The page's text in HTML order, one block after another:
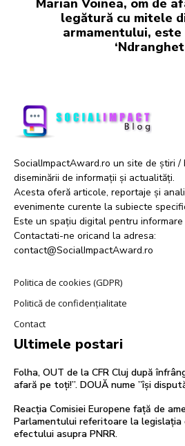
Marian Voinea, om de
legătură cu mitele
armamentului, este
SocialImpactAward.ro un site de știri
diseminării de informații și actualități.
Acesta oferă articole, reportaje și
evenimente curente la subiecte
Este un spațiu digital pentru informare
Contactati-ne oricand la adresa:
contact@SocialImpactAward.ro
Politica de cookies (GDPR)
Politică de confidențialitate
Contact
Ultimele postari
Folha, OUT de la CFR Cluj după
afară pe toți!”. DOUĂ nume ”își
Reacția Comisiei Europene față de
Parlamentului referitoare la legislația
efectului asupra PNRR.